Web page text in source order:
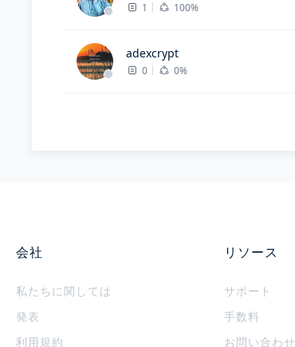
1 100%
adexcrypt
0 0%
会社
私たちに関しては
発表
利用規約
リソース
サポート
手数料
お問い合わせ